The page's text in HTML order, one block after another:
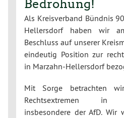
Bedrohung!
Als Kreisverband Bündnis
Hellersdorf haben wir
Beschluss auf unserer
eindeutig Position zur
in Marzahn-Hellersdorf
Mit Sorge betrachten
Rechtsextremen in
insbesondere der AfD. Wir